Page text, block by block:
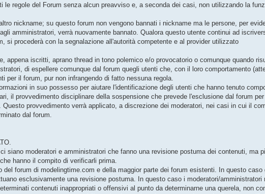
le regole del Forum senza alcun preavviso e, a seconda dei casi, non utilizzando la
nickname; su questo forum non vengono bannati i nickname ma le persone, per
amministratori, verrà nuovamente bannato. Qualora questo utente continui ad
si procederà con la segnalazione all'autorità competente e al provider utilizzato
appena iscritti, aprano thread in tono polemico e/o provocatorio o comunque quando
di espellere comunque dal forum quegli utenti che, con il loro comportamento
per il forum, pur non infrangendo di fatto nessuna regola.
in suo possesso per aiutare l'identificazione degli utenti che hanno tenuto
il provvedimento disciplinare della sospensione che prevede l'esclusione dal forum
provvedimento verrà applicato, a discrezione dei moderatori, nei casi in cui il
dal forum.
siano moderatori e amministratori che fanno una revisione postuma dei contenuti, ma
hanno il compito di verificarli prima.
forum di modelingtime.com e della maggior parte dei forum esistenti. In questo
esclusivamente una revisione postuma. In questo caso i moderatori/amministratori
contenuti inappropriati o offensivi al punto da determinarne una querela, non